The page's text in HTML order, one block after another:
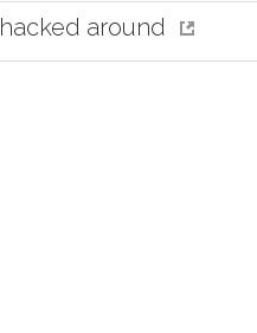
hacked around